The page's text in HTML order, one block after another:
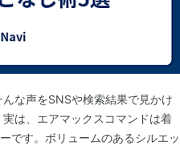
な声をSNSや検索結果で見かけ
は、エアマックスコマンドは着
です。ボリュームのあるシルエッ